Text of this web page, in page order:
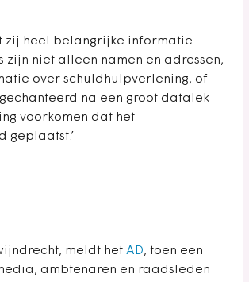
zij heel belangrijke informatie
zijn niet alleen namen en adressen,
over schuldhulpverlening, of
na een groot datalek
voorkomen dat het
geplaatst.’
meldt het AD, toen een
ambtenaren en raadsleden